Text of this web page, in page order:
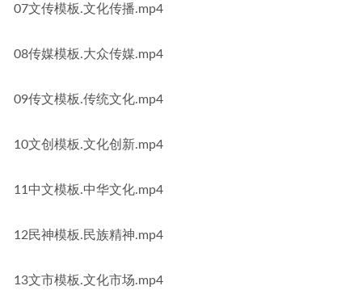
07文传模板.文化传播.mp4
08传媒模板.大众传媒.mp4
09传文模板.传统文化.mp4
10文创模板.文化创新.mp4
11中文模板.中华文化.mp4
12民神模板.民族精神.mp4
13文市模板.文化市场.mp4